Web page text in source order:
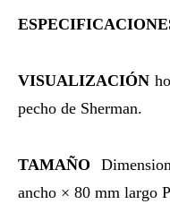
VISUALIZACIÓN
pecho de Sherman.
TAMAÑO
ancho × 80 mm largo